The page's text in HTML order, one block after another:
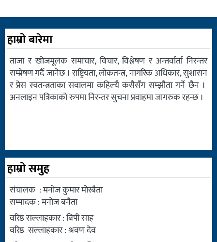
हाम्रो बारेमा
ताजा र खोजमूलक समाचार, विचार, विश्लेषण र अन्तर्वार्ता निरन्तर
सम्प्रेषण गर्दै जानेछ । राष्ट्रियता, लोकतन्त्र, नागरिक अधिकार, सुशासन
र प्रेस स्वतन्त्रताका सवालमा कहिल्यै कसैसँग सम्झौता गर्ने छैन ।
अनलाइन पत्रिकाको रुपमा निरन्तर सुचना प्रवाहमा जागरुक रहन्छ ।
हाम्रो समुह
संचालक : मनोज कुमार मोरबैता
सम्पादक : मनोज बनैता
वरिष्ठ सल्लाहकार : बिपी साह
वरिष्ठ सल्लाहकार : श्रवण देव